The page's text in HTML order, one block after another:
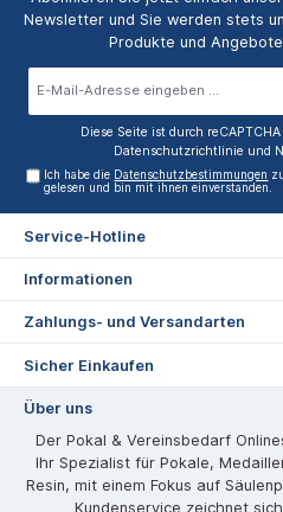
Newsletter und Sie werden stets
Produkte und
Diese Seite ist durch
Datenschutzrichtlinie und
Ich habe die Datenschutzbestimmungen
gelesen und bin mit ihnen einverstanden.
Service-Hotline
Informationen
Zahlungs- und Versandarten
Sicher Einkaufen
Über uns
Der Pokal & Vereinsbedarf
Ihr Spezialist für Pokale,
Resin, mit einem Fokus auf
Kundenservice zeichnet